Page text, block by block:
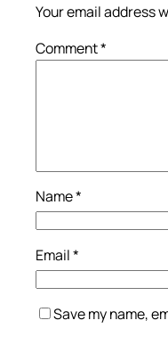
Your email address
Comment*
Name*
Email*
Save my name,